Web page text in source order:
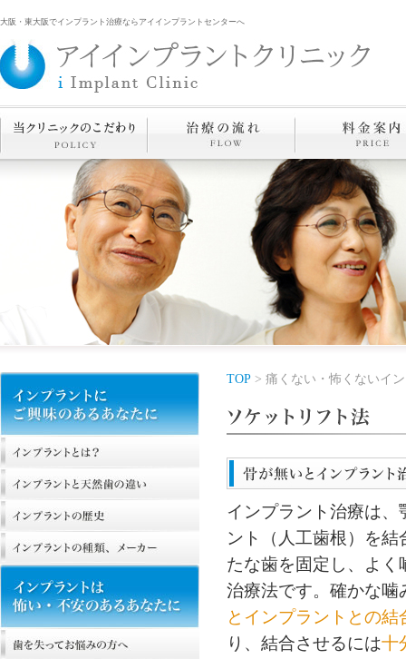
大阪・東大阪でインプラント治療ならアイインプラントセンターへ
TOP > 痛くない・怖くないイ
インプラント治療は、
ント（人工歯根）を結
たな歯を固定し、よく
治療法です。確かな噛
とインプラントとの結
り、結合させるには十